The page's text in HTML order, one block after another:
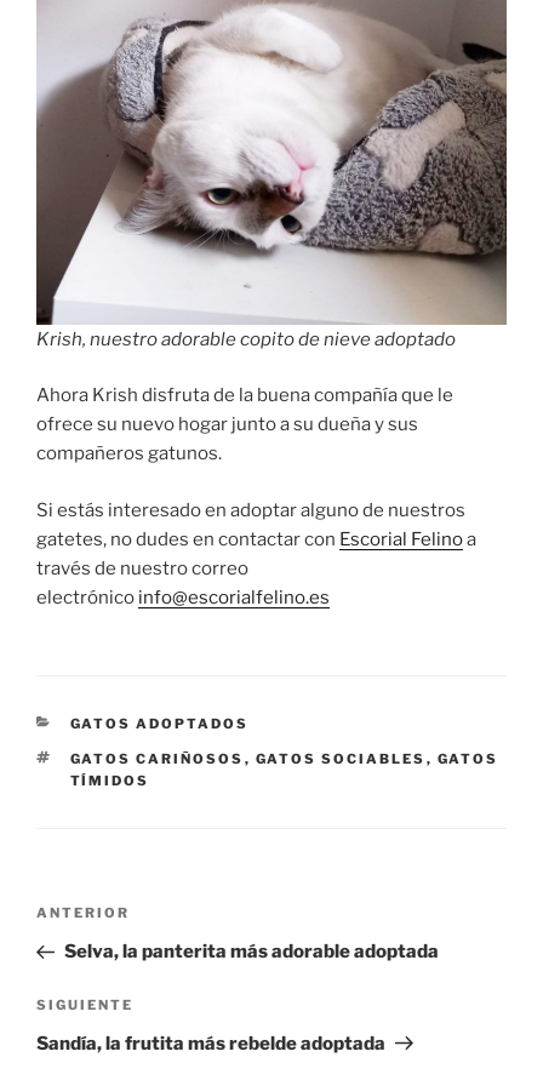
Krish, nuestro adorable copito de nieve adoptado
Ahora Krish disfruta de la buena compañía que le
ofrece su nuevo hogar junto a su dueña y sus
compañeros gatunos.
Si estás interesado en adoptar alguno de nuestros
gatetes, no dudes en contactar con Escorial Felinoa
través de nuestro correo
electrónico info@escorialfelino.es
CATEGORÍAS
GATOS ADOPTADOS
ETIQUETAS
GATOS CARIÑOSOS , GATOS SOCIABLES , GATOS
TÍMIDOS
Navegación
entradas
Entrada
anterior:
ANTERIOR
Selva, la panterita más adorable adoptada
Siguiente
entrada
SIGUIENTE
Sandía, la frutita más rebelde adoptada